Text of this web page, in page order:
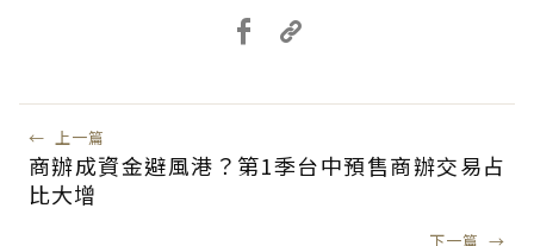
← 上一篇
商辦成資金避風港？第1季台中預售商辦交易占
比大增
下一篇 →